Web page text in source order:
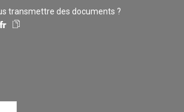
transmettre des documents ?